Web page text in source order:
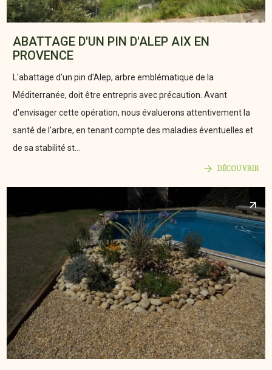
ABATTAGE D'UN PIN D'ALEP AIX EN
PROVENCE
L'abattage d'un pin d'Alep, arbre emblématique de la
Méditerranée, doit être entrepris avec précaution. Avant
d'envisager cette opération, nous évaluerons attentivement la
santé de l'arbre, en tenant compte des maladies éventuelles et
de sa stabilité st...
DÉCOUVRIR